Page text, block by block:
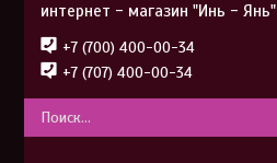
интернет - магазин "Инь - Янь"
+7 (700) 400-00-34
+7 (707) 400-00-34